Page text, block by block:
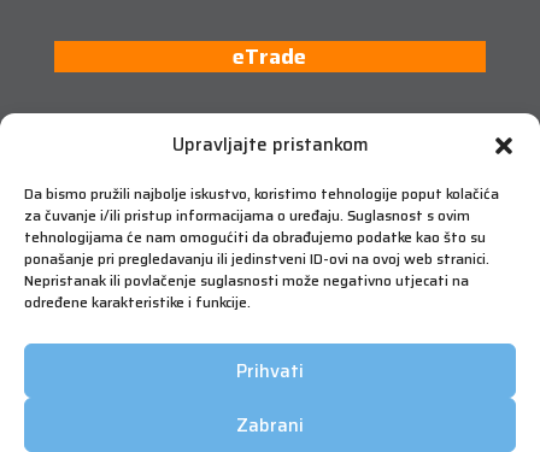
Upravljajte pristankom
Da bismo pružili najbolje iskustvo, koristimo tehnologije poput kolačića
za čuvanje i/ili pristup informacijama o uređaju. Suglasnost s ovim
tehnologijama će nam omogućiti da obrađujemo podatke kao što su
ponašanje pri pregledavanju ili jedinstveni ID-ovi na ovoj web stranici.
Nepristanak ili povlačenje suglasnosti može negativno utjecati na
određene karakteristike i funkcije.
Prihvati
Zabrani
eTrade